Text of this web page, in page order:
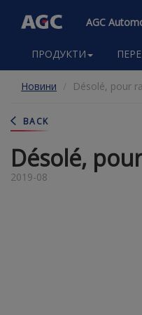
вмісту
AGC
Main
navigation
ПРОДУКТИ
Новини Désolé, pour
BACK
Désolé,
2019-08